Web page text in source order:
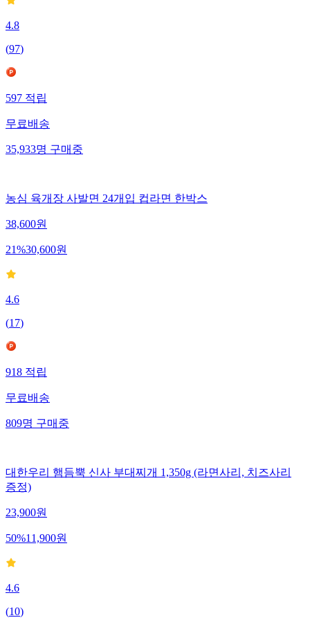
4.8
(97)
597 적립
무료배송
35,933명 구매중
농심 육개장 사발면 24개입 컵라면 한박스
38,600원
21%30,600원
4.6
(17)
918 적립
무료배송
809명 구매중
대한우리 햄듬뿍 신사 부대찌개 1,350g (라면사리, 치즈사리
증정)
23,900원
50%11,900원
4.6
(10)